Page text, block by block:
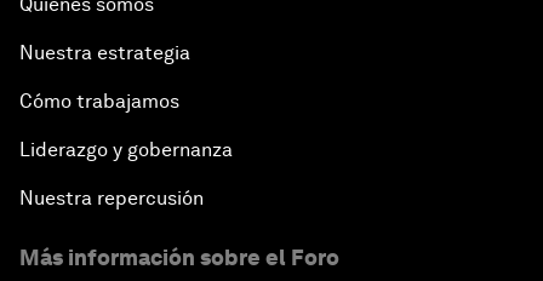
Quiénes somos
Nuestra estrategia
Cómo trabajamos
Liderazgo y gobernanza
Nuestra repercusión
Más información sobre el Foro